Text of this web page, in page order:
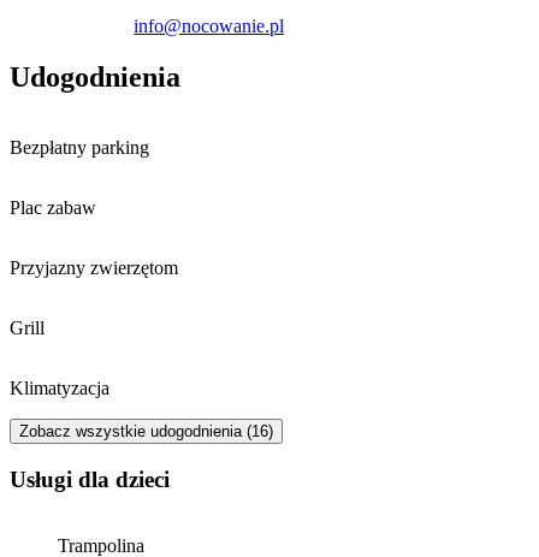
info@nocowanie.pl
Udogodnienia
Bezpłatny parking
Plac zabaw
Przyjazny zwierzętom
Grill
Klimatyzacja
Zobacz wszystkie udogodnienia (16)
usługi dla dzieci
Trampolina